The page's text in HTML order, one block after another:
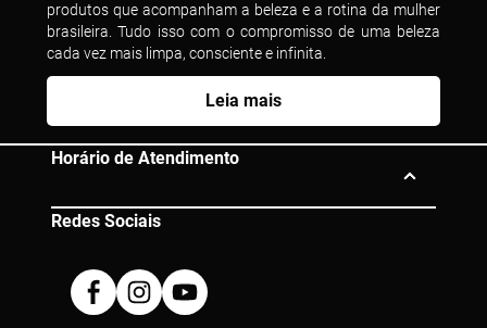
produtos que acompanham a beleza e a rotina da mulher
brasileira. Tudo isso com o compromisso de uma beleza
cada vez mais limpa, consciente e infinita.
Leia mais
Horário de Atendimento
Dúvidas? Entre em contato:
0800 080 0609 |
Redes Sociais
FacebookInstagramYoutube